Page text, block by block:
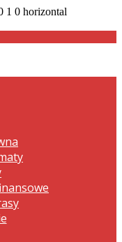
1 0 horizontal